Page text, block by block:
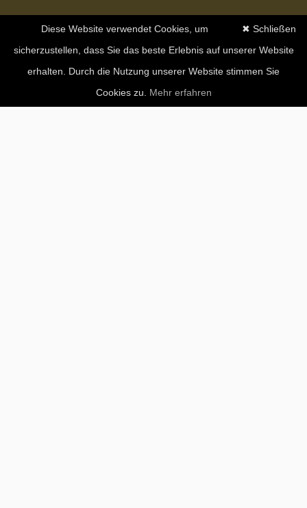
✖ Schließen
Diese Website verwendet Cookies, um
sicherzustellen, dass Sie das beste Erlebnis auf unserer Website
erhalten. Durch die Nutzung unserer Website stimmen Sie
Cookies zu. Mehr erfahren